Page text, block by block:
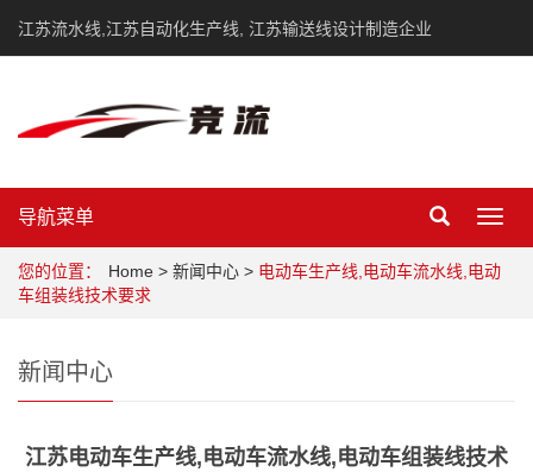
江苏流水线,江苏自动化生产线, 江苏输送线设计制造企业
导航菜单
您的位置： Home > 新闻中心 > 电动车生产线,电动车流水线,电动
车组装线技术要求
新闻中心
江苏电动车生产线,电动车流水线,电动车组装线技术